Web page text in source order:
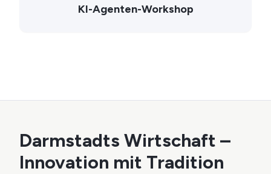
KI-Agenten-Workshop
Darmstadts Wirtschaft –
Innovation mit Tradition